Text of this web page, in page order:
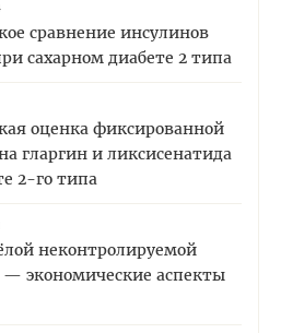
сравнение инсулинов
сахарном диабете 2 типа
оценка фиксированной
гларгин и ликсисенатида
2-го типа
неконтролируемой
— экономические аспекты